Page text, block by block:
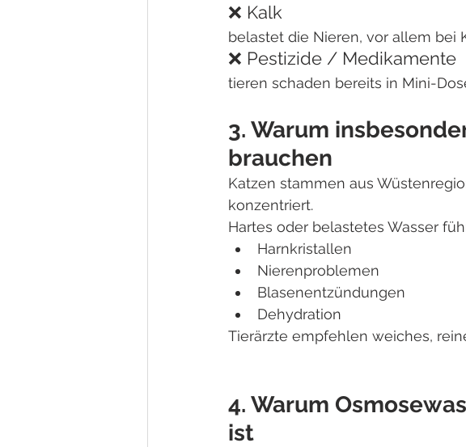
❌ Kalk
belastet die Nieren, vor allem bei
❌ Pestizide / Medikamente
tieren schaden bereits in Mini-
3. Warum
brauchen
Katzen stammen aus
konzentriert.
Hartes oder belastetes Wasser
Harnkristallen
Nierenproblemen
Blasenentzündungen
Dehydration
Tierärzte empfehlen weiches,
4. Warum
ist